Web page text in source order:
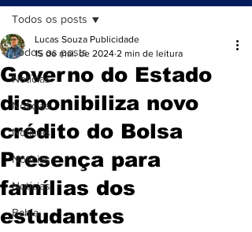
Todos os posts
Notícias
Notícias
Notícias
Notícias
Notícias
Bahia
Todos os posts
Governo do Estado
disponibiliza novo
crédito do Bolsa
Presença para
famílias dos
estudantes
Lucas Souza Publicidade
15 de mai. de 2024 2 min de leitura